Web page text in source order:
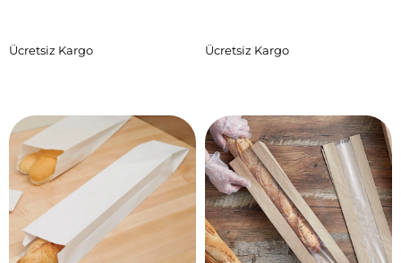
Ücretsiz Kargo Ücretsiz Kargo